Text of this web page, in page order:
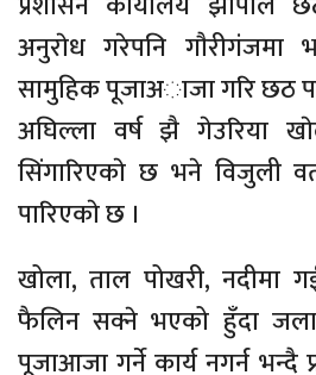
अनुराेध गरेपनि
सामुहिक पूजाअाजा गरि छठ
अघिल्ला वर्ष झै गेउरिया
सिंगारिएकाे छ भने विजुली
पारिएकाे छ ।
खोला, ताल पोखरी, नदीमा
फैलिन सक्ने भएको हुँदा
पूजाआजा गर्ने कार्य नगर्न भन्दै